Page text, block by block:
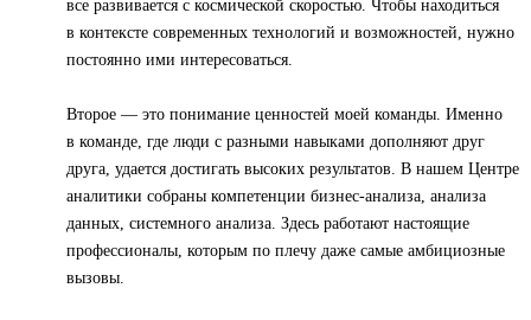
все развивается с космической скоростью. Чтобы находиться
в контексте современных технологий и возможностей, нужно
постоянно ими интересоваться.
Второе — это понимание ценностей моей команды. Именно
в команде, где люди с разными навыками дополняют друг
друга, удается достигать высоких результатов. В нашем Центре
аналитики собраны компетенции бизнес-анализа, анализа
данных, системного анализа. Здесь работают настоящие
профессионалы, которым по плечу даже самые амбициозные
вызовы.